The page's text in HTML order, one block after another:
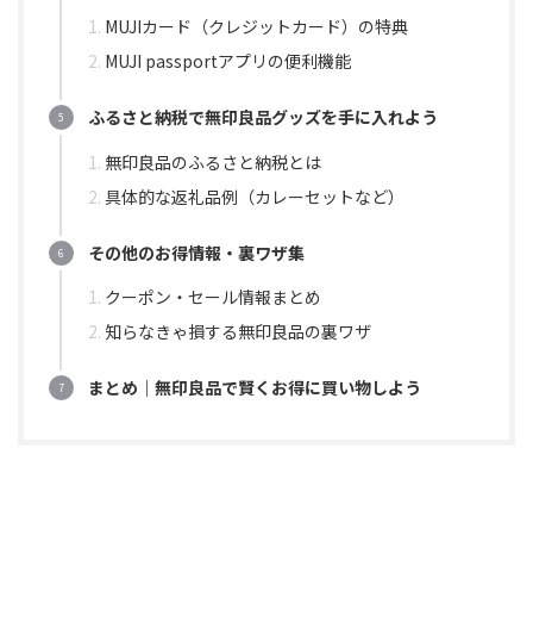
MUJIカード（クレジットカード）の特典
MUJI passportアプリの便利機能
ふるさと納税で無印良品グッズを手に入れよう
無印良品のふるさと納税とは
具体的な返礼品例（カレーセットなど）
その他のお得情報・裏ワザ集
クーポン・セール情報まとめ
知らなきゃ損する無印良品の裏ワザ
まとめ｜無印良品で賢くお得に買い物しよう